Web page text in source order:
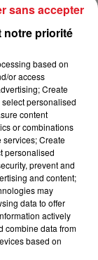
incertitudes
est apte à un
qui a
retrouvera les
officiel du
notre priorité
based on
or access
Create
personalised
content
or combinations
services; Create
personalised
prevent and
and content;
may
data to offer
actively
combine data from
based on
sans accepter